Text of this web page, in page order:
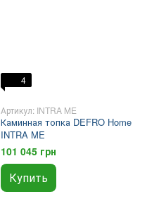
4
Артикул: INTRA ME
Каминная топка DEFRO Home
INTRA ME
101 045 грн
Купить